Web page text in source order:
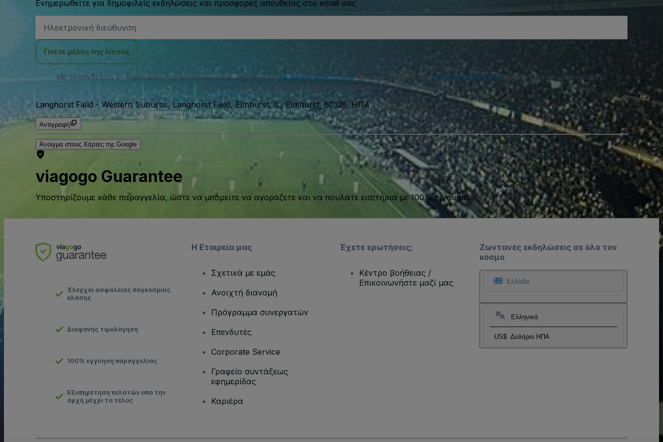
Ενημερωθείτε για δημοφιλείς εκδηλώσεις και προσφορές απευθείας στο email σας
Email
Γίνετε μέλος της λίστας
Με τη σύνδεση ή τη δημιουργία λογαριασμού, συμφωνείτε με τη συμφωνία χρήστη μαςκαι αναγνωρίζετε την πολιτική απορρήτου μας. Ενδέχεται να λαμβάνετε
ειδοποιήσεις SMS από εμάς και μπορείτε να εξαιρεθείτε ανά πάσα στιγμή.
Langhorst Field - Western Suburbs, Langhorst Field, Elmhurst, IL, Elmhurst, 60126, ΗΠΑ
Αντιγραφή
Άνοιγμα στους Χάρτες της Google
viagogo Guarantee
Υποστηρίζουμε κάθε παραγγελία, ώστε να μπορείτε να αγοράζετε και να πουλάτε εισιτήρια με 100% σιγουριά.
Ζωντανές εκδηλώσεις σε όλο τον
κόσμο
Ελλάδα
Ελληνικά
US$ Δολάριο ΗΠΑ
Έλεγχοι ασφαλείας παγκόσμιας
κλάσης
Διαφανής τιμολόγηση
100% εγγύηση παραγγελίας
Εξυπηρέτηση πελατών από την
αρχή μέχρι το τέλος
Η Εταιρεία μας
Σχετικά με εμάς
Ανοιχτή διανομή
Πρόγραμμα συνεργατών
Επενδυτές
Corporate Service
Γραφείο συντάξεως
εφημερίδας
Καριέρα
Έχετε ερωτήσεις;
Κέντρο βοήθειας /
Επικοινωνήστε μαζί μας